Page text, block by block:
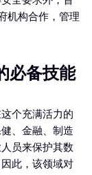
机构合作，管理
必备技能
个充满活力的
、金融、制造
员来保护其数
此，该领域对